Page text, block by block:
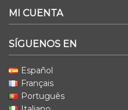
MI CUENTA
SÍGUENOS EN
Español
Français
Português